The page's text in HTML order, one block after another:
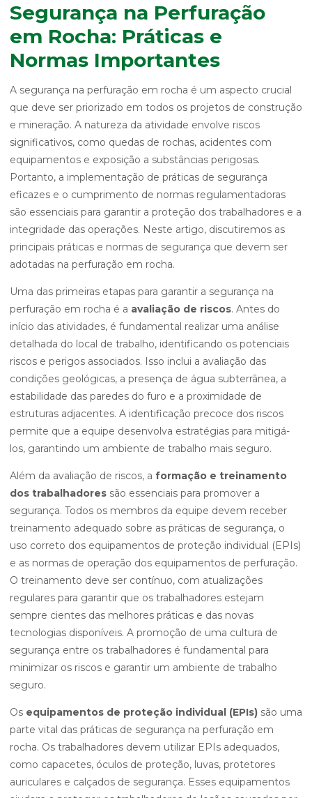
Segurança na Perfuração
em Rocha: Práticas e
Normas Importantes
A segurança na perfuração em rocha é um aspecto crucial
que deve ser priorizado em todos os projetos de construção
e mineração. A natureza da atividade envolve riscos
significativos, como quedas de rochas, acidentes com
equipamentos e exposição a substâncias perigosas.
Portanto, a implementação de práticas de segurança
eficazes e o cumprimento de normas regulamentadoras
são essenciais para garantir a proteção dos trabalhadores e a
integridade das operações. Neste artigo, discutiremos as
principais práticas e normas de segurança que devem ser
adotadas na perfuração em rocha.
Uma das primeiras etapas para garantir a segurança na
perfuração em rocha é a avaliação de riscos. Antes do
início das atividades, é fundamental realizar uma análise
detalhada do local de trabalho, identificando os potenciais
riscos e perigos associados. Isso inclui a avaliação das
condições geológicas, a presença de água subterrânea, a
estabilidade das paredes do furo e a proximidade de
estruturas adjacentes. A identificação precoce dos riscos
permite que a equipe desenvolva estratégias para mitigá-
los, garantindo um ambiente de trabalho mais seguro.
Além da avaliação de riscos, a formação e treinamento
dos trabalhadores são essenciais para promover a
segurança. Todos os membros da equipe devem receber
treinamento adequado sobre as práticas de segurança, o
uso correto dos equipamentos de proteção individual (EPIs)
e as normas de operação dos equipamentos de perfuração.
O treinamento deve ser contínuo, com atualizações
regulares para garantir que os trabalhadores estejam
sempre cientes das melhores práticas e das novas
tecnologias disponíveis. A promoção de uma cultura de
segurança entre os trabalhadores é fundamental para
minimizar os riscos e garantir um ambiente de trabalho
seguro.
Os equipamentos de proteção individual (EPIs) são uma
parte vital das práticas de segurança na perfuração em
rocha. Os trabalhadores devem utilizar EPIs adequados,
como capacetes, óculos de proteção, luvas, protetores
auriculares e calçados de segurança. Esses equipamentos